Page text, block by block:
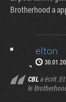
Brotherhood a
elton
CBLa écrit
le